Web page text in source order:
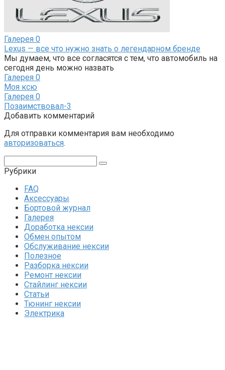
Галерея 0
Lexus — все что нужно знать о легендарном бренде
Мы думаем, что все согласятся с тем, что автомобиль на
сегодня день можно назвать
Галерея 0
Моя ксю
Галерея 0
Позаимствовал-3
Добавить комментарий
Для отправки комментария вам необходимо
авторизоваться.
Рубрики
FAQ
Аксессуары
Бортовой журнал
Галерея
Доработка нексии
Обмен опытом
Обслуживание нексии
Полезное
Разборка нексии
Ремонт нексии
Стайлинг нексии
Статьи
Тюнинг нексии
Электрика